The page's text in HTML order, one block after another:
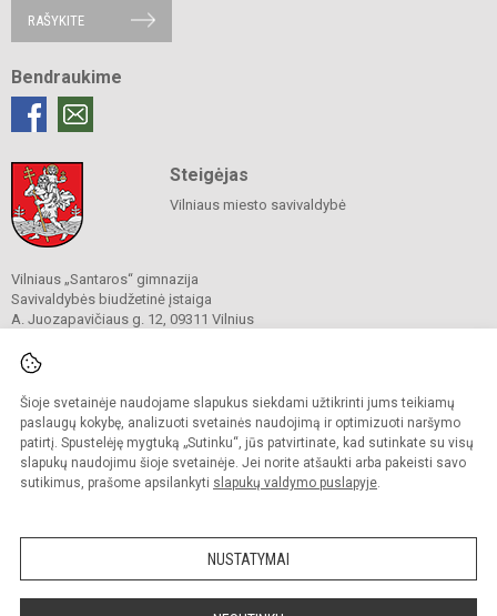
Šioje svetainėje naudojame slapukus siekdami užtikrinti jums teikiamų
paslaugų kokybę, analizuoti svetainės naudojimą ir optimizuoti naršymo
patirtį. Spustelėję mygtuką „Sutinku“, jūs patvirtinate, kad sutinkate su visų
slapukų naudojimu šioje svetainėje. Jei norite atšaukti arba pakeisti savo
sutikimus, prašome apsilankyti slapukų valdymo puslapyje.
NUSTATYMAI
RAŠYKITE
Bendraukime
Steigėjas
Vilniaus miesto savivaldybė
Vilniaus „Santaros“ gimnazija
Savivaldybės biudžetinė įstaiga
A. Juozapavičiaus g. 12, 09311 Vilnius
El. p.
Duomenys kaupiami ir saugomi
Juridinių asmenų registre
Įmonės kodas 304089960
Kopijuoti turinį be raštiško gimnazijos sutikimo griežtai draudžiama.
Prieinamumo paraiška Slapukų politika
Sumanus būdas atnaujinti